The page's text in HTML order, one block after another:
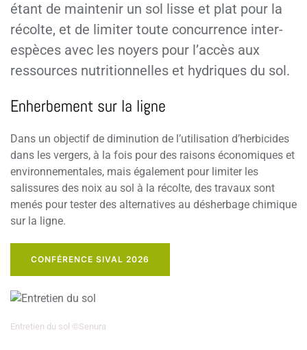
étant de maintenir un sol lisse et plat pour la
récolte, et de limiter toute concurrence inter-
espèces avec les noyers pour l’accès aux
ressources nutritionnelles et hydriques du sol.
Enherbement sur la ligne
Dans un objectif de diminution de l’utilisation d’herbicides
dans les vergers, à la fois pour des raisons économiques et
environnementales, mais également pour limiter les
salissures des noix au sol à la récolte, des travaux sont
menés pour tester des alternatives au désherbage chimique
sur la ligne.
CONFÉRENCE SIVAL 2026
Entretien du sol ©Senura